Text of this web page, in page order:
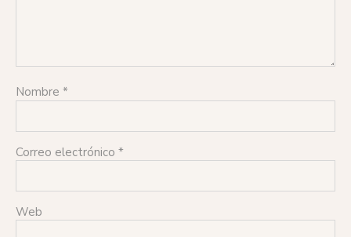
Nombre *
Correo electrónico *
Web